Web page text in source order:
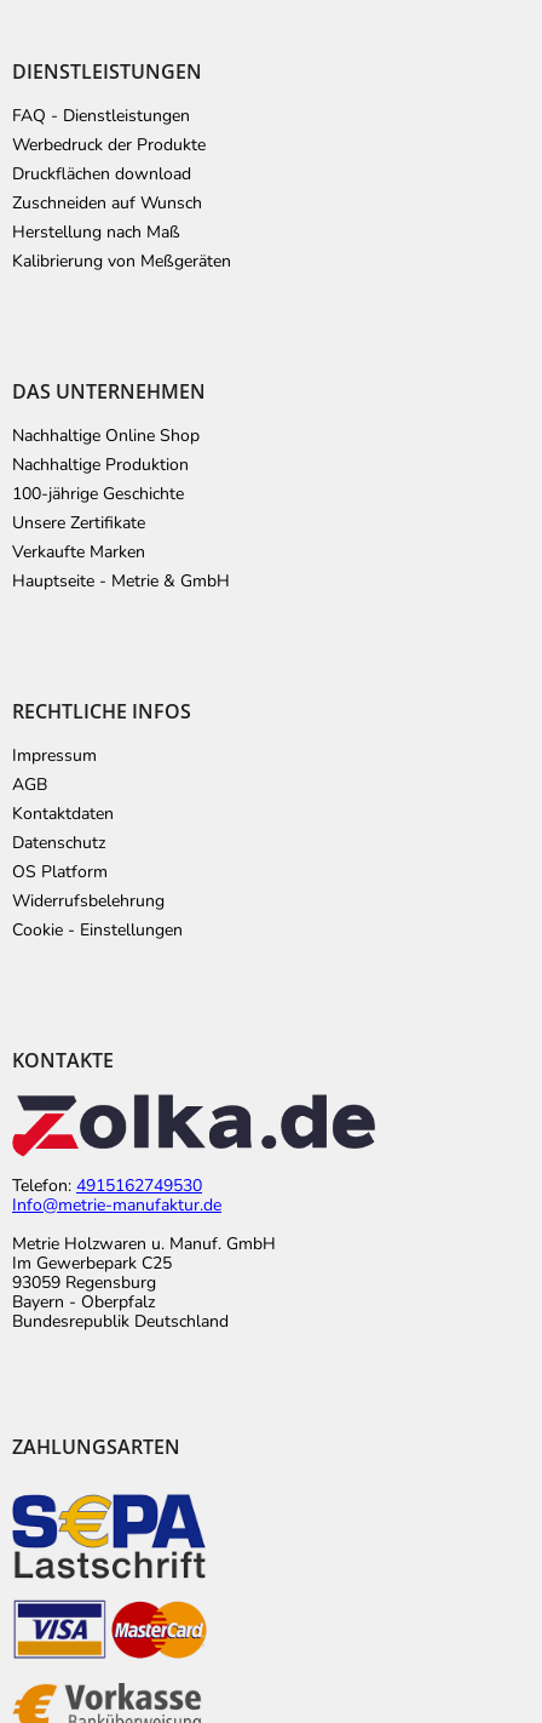
DIENSTLEISTUNGEN
FAQ - Dienstleistungen
Werbedruck der Produkte
Druckflächen download
Zuschneiden auf Wunsch
Herstellung nach Maß
Kalibrierung von Meßgeräten
DAS UNTERNEHMEN
Nachhaltige Online Shop
Nachhaltige Produktion
100-jährige Geschichte
Unsere Zertifikate
Verkaufte Marken
Hauptseite - Metrie & GmbH
RECHTLICHE INFOS
Impressum
AGB
Kontaktdaten
Datenschutz
OS Platform
Widerrufsbelehrung
Cookie - Einstellungen
KONTAKTE
Telefon: 4915162749530
Info@metrie-manufaktur.de
Metrie Holzwaren u. Manuf. GmbH
Im Gewerbepark C25
93059 Regensburg
Bayern - Oberpfalz
Bundesrepublik Deutschland
ZAHLUNGSARTEN